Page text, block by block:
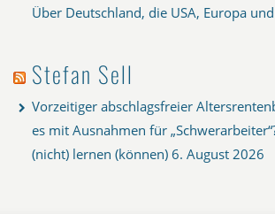
Über Deutschland, die USA, Europa
Stefan Sell
Vorzeitiger abschlagsfreier
es mit Ausnahmen für
(nicht) lernen (können) 6. August 2026